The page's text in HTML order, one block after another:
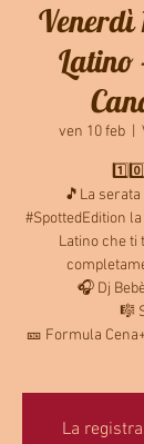
Latino
ven 10 feb
  |
🎵La
#SpottedEdition
Latino che ti
🎧 Dj
🎼
🎫 Formula
La